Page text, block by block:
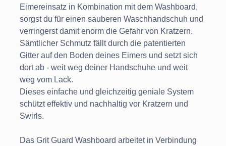
Eimereinsatz in Kombination mit dem Washboard,
sorgst du für einen sauberen Waschhandschuh und
verringerst damit enorm die Gefahr von Kratzern.
Sämtlicher Schmutz fällt durch die patentierten
Gitter auf den Boden deines Eimers und setzt sich
dort ab - weit weg deiner Handschuhe und weit
weg vom Lack.
Dieses einfache und gleichzeitig geniale System
schützt effektiv und nachhaltig vor Kratzern und
Swirls.
Das Grit Guard Washboard arbeitet in Verbindung